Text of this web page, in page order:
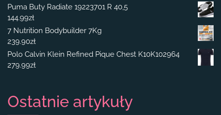
Puma Buty Radiate 19223701 R 40,5
144.99zł
7 Nutrition Bodybuilder 7Kg
239.90zł
Polo Calvin Klein Refined Pique Chest K10K102964
279.99zł
Ostatnie artykuły